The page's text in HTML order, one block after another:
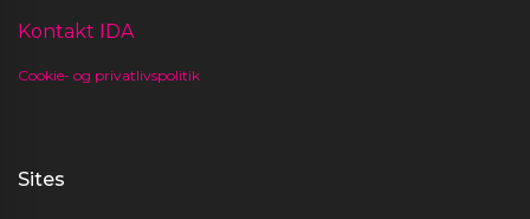
Kontakt IDA
Cookie- og privatlivspolitik
Sites